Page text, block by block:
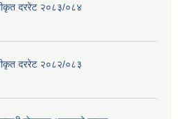
दररेट २०८३/०८४
दररेट २०८२/०८३